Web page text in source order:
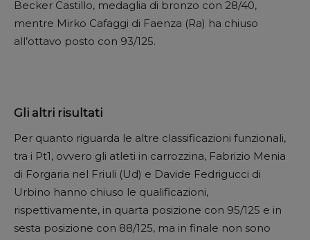
Becker Castillo, medaglia di bronzo con 28/40,
mentre Mirko Cafaggi di Faenza (Ra) ha chiuso
all’ottavo posto con 93/125.
Gli altri risultati
Per quanto riguarda le altre classificazioni funzionali,
tra i Pt1, ovvero gli atleti in carrozzina, Fabrizio Menia
di Forgaria nel Friuli (Ud) e Davide Fedrigucci di
Urbino hanno chiuso le qualificazioni,
rispettivamente, in quarta posizione con 95/125 e in
sesta posizione con 88/125, ma in finale non sono